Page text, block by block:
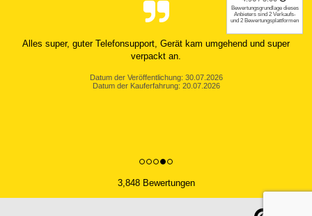
Alles super, guter Telefonsupport, Gerät kam umgehend und super
verpackt an.
Datum der Veröffentlichung: 30.07.2026
Datum der Kauferfahrung: 20.07.2026
3,848 Bewertungen